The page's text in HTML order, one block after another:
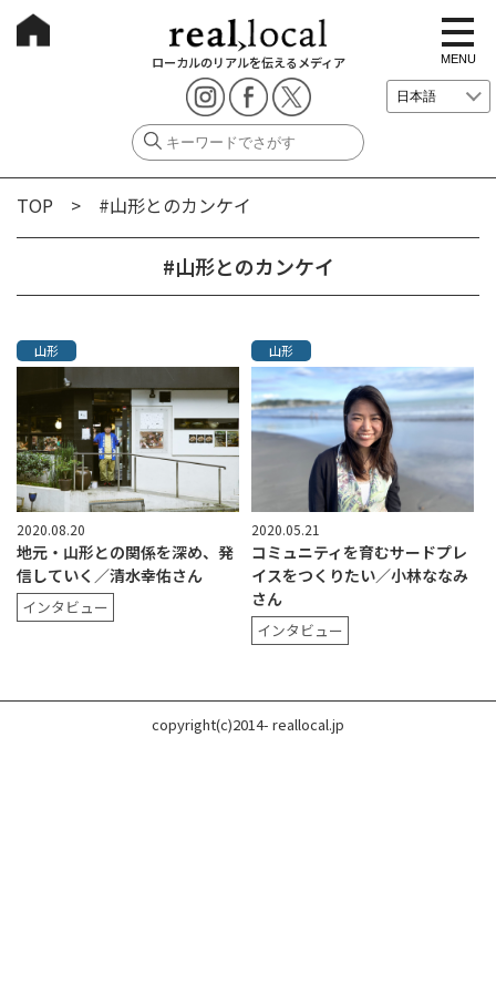
ローカルのリアルを伝えるメディア
t
o
g
g
e
i
i
MENU
TOP > #山形とのカンケイ
#山形とのカンケイ
山形
2020.08.20
地元・山形との関係を深め、発
信していく／清水幸佑さん
インタビュー
山形
2020.05.21
コミュニティを育むサードプレ
イスをつくりたい／小林ななみ
さん
インタビュー
copyright(c)2014- reallocal.jp